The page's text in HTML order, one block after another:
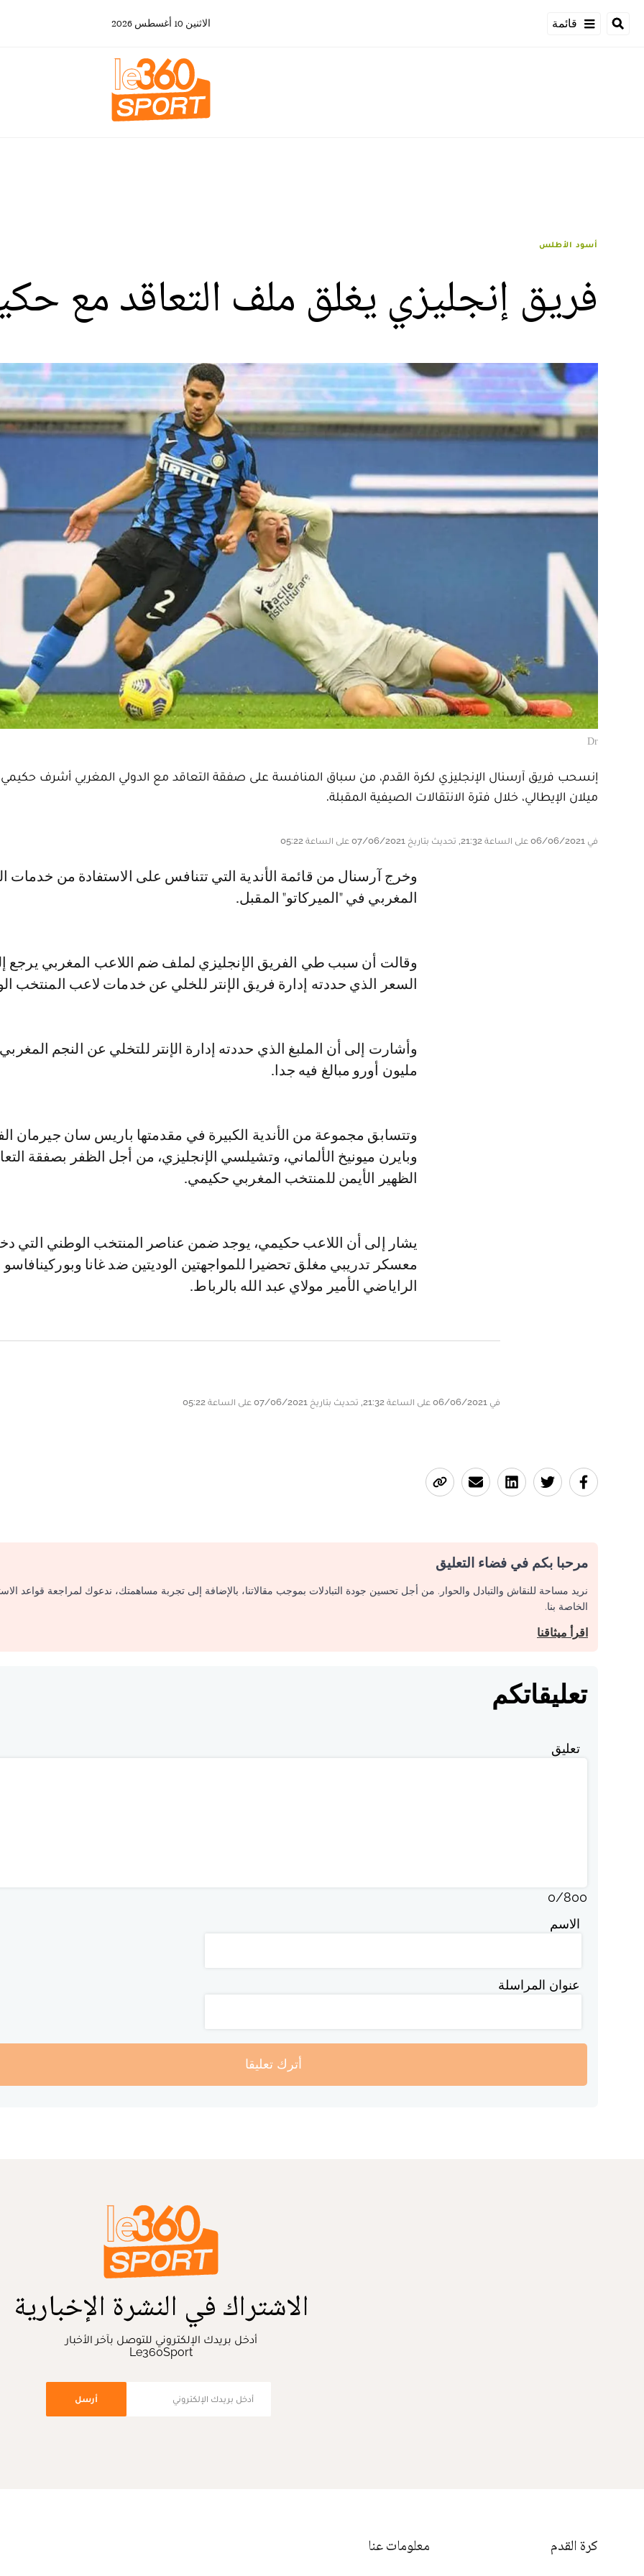
قائمة الاثنين 10 أغسطس 2026
أسود الأطلس
فريق إنجليزي يغلق ملف التعاقد مع
Dr
إنسحب فريق آرسنال الإنجليزي لكرة القدم، من سباق المنافسة على صفقة التعاقد مع الدولي المغربي أشرف حكيمي،
ميلان الإيطالي، خلال فترة الانتقالات الصيفية المقبلة.
في 06/06/2021 على الساعة 21:32, تحديث بتاريخ 07/06/2021 على الساعة 05:22
وخرج آرسنال من قائمة الأندية التي تتنافس على الاستفادة من خدمات الدولي
المغربي في "الميركاتو" المقبل.
وقالت أن سبب طي الفريق الإنجليزي لملف ضم اللاعب المغربي يرجع
السعر الذي حددته إدارة فريق الإنتر للخلي عن خدمات لاعب المنتخب
مليون أورو مبالغ فيه جدا.
وتتسابق مجموعة من الأندية الكبيرة في مقدمتها باريس سان جيرمان
وبايرن ميونيخ الألماني، وتشيلسي الإنجليزي، من أجل الظفر بصفقة
الظهير الأيمن للمنتخب المغربي حكيمي.
يشار إلى أن اللاعب حكيمي، يوجد ضمن عناصر المنتخب الوطني التي
معسكر تدريبي مغلق تحضيرا للمواجهتين الوديتين ضد غانا
الراياضي الأمير مولاي عبد الله بالرباط.
في 06/06/2021 على الساعة 21:32, تحديث بتاريخ 07/06/2021 على الساعة 05:22
مرحبا بكم في فضاء التعليق
نريد مساحة للنقاش والتبادل والحوار. من أجل تحسين جودة التبادلات بموجب مقالاتنا، بالإضافة إلى تجربة مساهمتك، ندعوك لمراجعة قواعد
الخاصة بنا.
اقرأ ميثاقنا
تعليقاتكم
تعليق
0/800
الاسم
عنوان المراسلة
أترك تعليقا
الاشتراك في النشرة الإخبارية
أدخل بريدك الإلكتروني للتوصل بآخر الأخبار
Le360Sport
أرسل
كرة القدم معلومات عنا